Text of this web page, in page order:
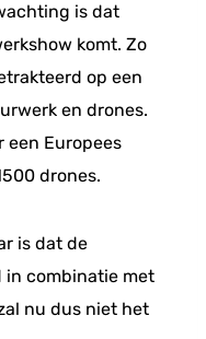
is dat
komt. Zo
op een
en drones.
een Europees
drones.
is dat de
in combinatie met
nu dus niet het